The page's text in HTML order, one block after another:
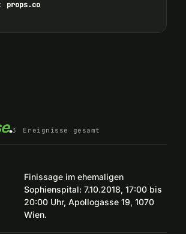
props.co
.3 Ereignisse gesamt
Finissage im ehemaligen
Sophienspital: 7.10.2018, 17:00 bis
20:00 Uhr, Apollogasse 19, 1070
Wien.